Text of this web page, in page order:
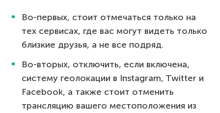
Во-первых, стоит отмечаться только на
тех сервисах, где вас могут видеть только
близкие друзья, а не все подряд.
Во-вторых, отключить, если включена,
систему геолокации в Instagram, Twitter и
Facebook, а также стоит отменить
трансляцию вашего местоположения из